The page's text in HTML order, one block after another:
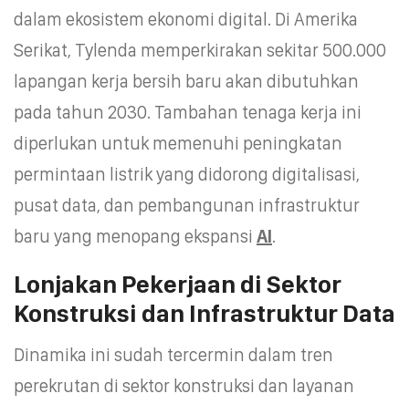
dalam ekosistem ekonomi digital. Di Amerika
Serikat, Tylenda memperkirakan sekitar 500.000
lapangan kerja bersih baru akan dibutuhkan
pada tahun 2030. Tambahan tenaga kerja ini
diperlukan untuk memenuhi peningkatan
permintaan listrik yang didorong digitalisasi,
pusat data, dan pembangunan infrastruktur
baru yang menopang ekspansi AI.
Lonjakan Pekerjaan di Sektor
Konstruksi dan Infrastruktur Data
Dinamika ini sudah tercermin dalam tren
perekrutan di sektor konstruksi dan layanan